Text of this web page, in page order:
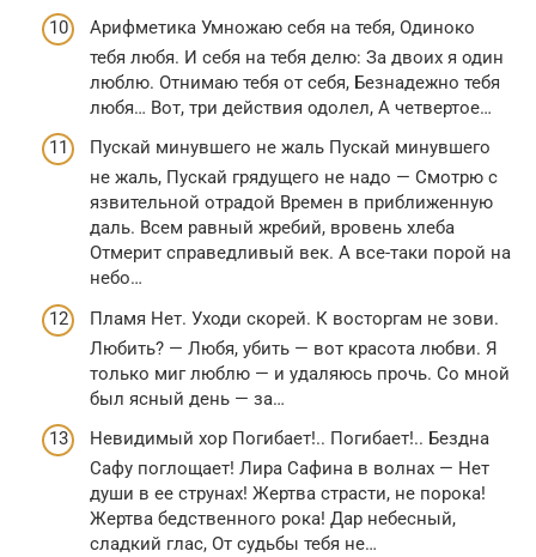
Арифметика Умножаю себя на тебя, Одиноко
тебя любя. И себя на тебя делю: За двоих я один
люблю. Отнимаю тебя от себя, Безнадежно тебя
любя… Вот, три действия одолел, А четвертое…
Пускай минувшего не жаль Пускай минувшего
не жаль, Пускай грядущего не надо — Смотрю с
язвительной отрадой Времен в приближенную
даль. Всем равный жребий, вровень хлеба
Отмерит справедливый век. А все-таки порой на
небо…
Пламя Нет. Уходи скорей. К восторгам не зови.
Любить? — Любя, убить — вот красота любви. Я
только миг люблю — и удаляюсь прочь. Со мной
был ясный день — за…
Невидимый хор Погибает!.. Погибает!.. Бездна
Сафу поглощает! Лира Сафина в волнах — Нет
души в ее струнах! Жертва страсти, не порока!
Жертва бедственного рока! Дар небесный,
сладкий глас, От судьбы тебя не…